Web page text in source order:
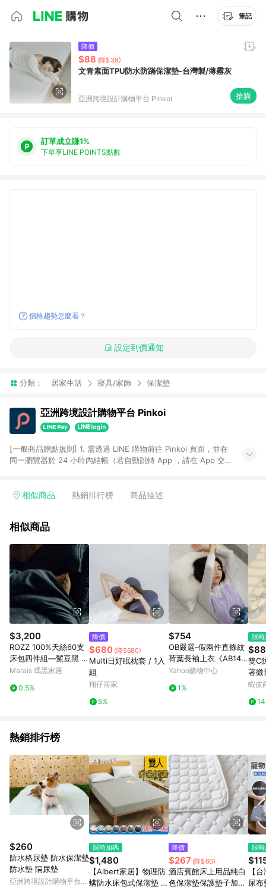
筆記
降價
$88 (降$39)
文青素面TPU防水防蹣保潔墊-台灣製/薄霧灰
亞洲跨境設計購物平台 Pinkoi 搶購
訂單成立賺1%
下單享LINE POINTS點數
價格趨勢怎麼看？
設定到價通知
分類： 居家生活 寢具/家飾 保潔墊
亞洲跨境設計購物平台 Pinkoi
[一般商品贈點規則] 1. 需透過 LINE 購物前往 Pinkoi 頁面，並在
同一瀏覽器於 24 小時內結帳（若自動跳轉 App ，請在 App 交
回饋訂單不得享有 Pinkoi 站方優惠，例如首購優惠，P coins，
行為，不具贈點資格，部分退款不在此限。 6. APP 請更新至
貨後 45 天後發送。 8. 群眾募資商品，禮物卡，開館保證金，補
運費，攤位費等不具贈點資格。 9. LINE 購物站上之商品規格、
顏色、價位、贈品如與 Pinkoi 商品資訊頁及購物車不符，以
Pinkoi 購物商品資訊頁及購物車標示為準。 10. 點數紅包使用規
則請以點數紅包活動說明為準。 11. 若於 LINE 購物前往 Pinkoi
頁面後才首次下載 Pinkoi APP 並完成訂單，不符合導購資格；承
上，首次下載 Pinkoi APP 後，需透過 LINE 購物前往 Pinkoi 頁
面，方享導購資格。
相似商品 熱銷排行榜 商品描述
相似商品
$3,200
ROZZ 100%天絲60支
床包四件組—黧豆黑 -
標準雙人
Marais 瑪黑家居
0.5%
降價
$680 (降$680)
Multi日好眠枕套 / 1入
組
翔仔居家
5%
$754
OB嚴選-假兩件直條紋
荷葉長袖上衣《AB148
68-》
Yahoo購物中心
1%
限
雙C
著微
蝦皮
熱銷排行榜
$260
防水格尿墊 防水保潔墊
防水墊 隔尿墊
亞洲跨境設計購物平台
限時加碼
$1,480
【Albert家居】物理防
螨防水床包式保潔墊 雙
降價
$267 (降$66)
酒店賓館床上用品純白
色保潔墊保護墊子加厚
限
【
尿布